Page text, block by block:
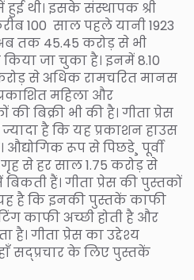
हुई थी। इसके संस्थापक श्री
100 साल पहले यानी 1923
अब तक 45.45 करोड़ से भी
जा चुका है। इनमें 8.10
से अधिक रामचरित मानस
महिला और
की बिक्री भी की है। गीता प्रेस
है कि यह प्रकाशन हाउस
औद्योगिक रूप से पिछडे¸ पूर्वी
से हर साल 1.75 करोड़ से
हैं। गीता प्रेस की पुस्तकों
है कि इनकी पुस्तकें काफी
काफी अच्छी होती है और
है। गीता प्रेस का उद्देश्य
सद्प्रचार के लिए पुस्तकें